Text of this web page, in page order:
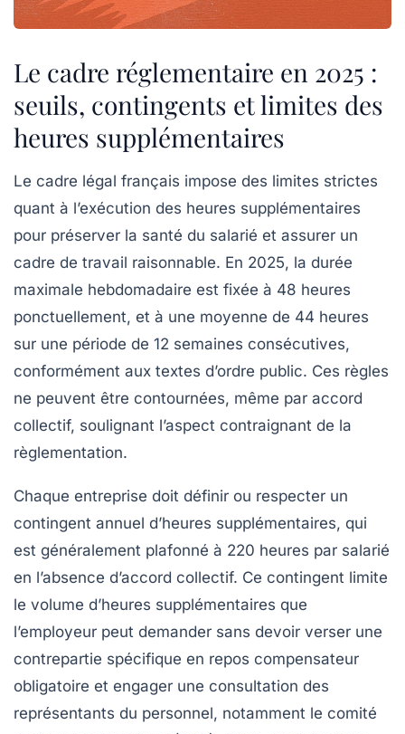
Le cadre réglementaire en 2025 :
seuils, contingents et limites des
heures supplémentaires
Le cadre légal français impose des limites strictes
quant à l’exécution des heures supplémentaires
pour préserver la santé du salarié et assurer un
cadre de travail raisonnable. En 2025, la durée
maximale hebdomadaire est fixée à 48 heures
ponctuellement, et à une moyenne de 44 heures
sur une période de 12 semaines consécutives,
conformément aux textes d’ordre public. Ces règles
ne peuvent être contournées, même par accord
collectif, soulignant l’aspect contraignant de la
règlementation.
Chaque entreprise doit définir ou respecter un
contingent annuel d’heures supplémentaires, qui
est généralement plafonné à 220 heures par salarié
en l’absence d’accord collectif. Ce contingent limite
le volume d’heures supplémentaires que
l’employeur peut demander sans devoir verser une
contrepartie spécifique en repos compensateur
obligatoire et engager une consultation des
représentants du personnel, notamment le comité